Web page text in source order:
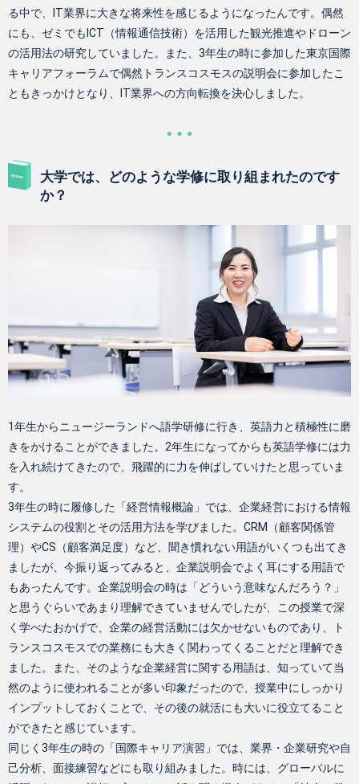
る中で、IT業界に大きな将来性を感じるようになったんです。偶然
にも、ゼミでもICT（情報通信技術）を活用した観光推進やドローン
の活用法の研究していました。また、3年生の時に参加した東京国際
キャリアフォーラムで偶然トランスコスモスの説明会に参加したこ
ともきっかけとなり、IT業界への方向転換を決心しました。
大学では、どのような学修に取り組まれたのです
か？
1年生からニュージーランドへ語学研修に行き、英語力と積極性に磨
きをかけることができました。2年生になってからも英語学修には力
を入れ続けてきたので、飛躍的に力を伸ばしていけたと思っていま
す。
3年生の時に履修した「経営情報概論」では、企業経営における情報
システムの役割とその活用方法を学びました。CRM（顧客関係管
理）やCS（顧客満足度）など、聞き慣れない用語がいくつも出てき
ましたが、今振り返ってみると、企業説明会でよく耳にする用語で
もあったんです。企業説明会の時は「どういう意味なんだろう？」
と思うぐらいであまり理解できていませんでしたが、この授業で深
く学べたおかげで、企業の経営活動には欠かせないものであり、ト
ランスコスモスでの業務にも大きく関わってくることだと理解でき
ました。また、そのような企業経営に関する用語は、知っていて当
然のように使われることが多い印象だったので、授業中にしっかり
インプットしておくことで、その後の就活にも大いに役立てること
ができたと感じています。
同じく3年生の時の「国際キャリア演習」では、業界・企業研究や自
己分析、面接練習などにも取り組みました。時には、グローバルに